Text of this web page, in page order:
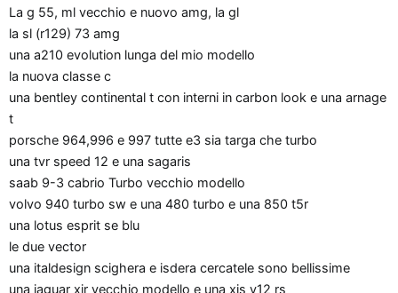
La g 55, ml vecchio e nuovo amg, la gl
la sl (r129) 73 amg
una a210 evolution lunga del mio modello
la nuova classe c
una bentley continental t con interni in carbon look e una arnage
t
porsche 964,996 e 997 tutte e3 sia targa che turbo
una tvr speed 12 e una sagaris
saab 9-3 cabrio Turbo vecchio modello
volvo 940 turbo sw e una 480 turbo e una 850 t5r
una lotus esprit se blu
le due vector
una italdesign scighera e isdera cercatele sono bellissime
una jaguar xjr vecchio modello e una xjs v12 rs